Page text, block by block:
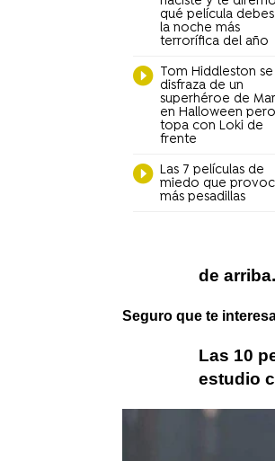
qué película
la noche más
terrorífica del año
Tom Hiddleston se
disfraza de un
superhéroe de
en Halloween
topa con Loki de
frente
Las 7 películas de
miedo que
más pesadillas
de arriba.
Seguro que te
Las 10
estudio